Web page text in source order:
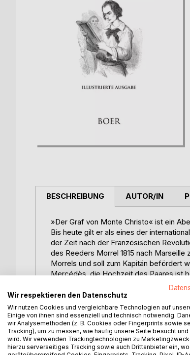
BESCHREIBUNG
»Der Graf von Monte Christo« ist ein
Bis heute gilt er als eines der
der Zeit nach der Französischen
des Reeders Morrel 1815 nach
Morrels und soll zum Kapitän befördert
Mercédès, die Hochzeit des Paares ist
Mondego und Caderousse in einer
bonapartistischer Agent zu sein.
stellvertretenden Staatsanwalt Gérard
Mannes und will ihn gerade wieder in
Napoleons adressiert ist: an seinen
Sohn die Interessen des jetzt
dies seiner Karriere großen Schaden
AUTOR/IN
Wir respektieren den Datenschutz
Wir nutzen Cookies und vergleichbare Technologien auf
Einige von ihnen sind essenziell und technisch notwendig.
wir Analysemethoden (z. B. Cookies oder Fingerprints sowie
Tracking), um zu messen, wie häufig unsere Seite besucht
wird. Wir verwenden Trackingtechnologien zu
hierzu serverseitiges Tracking sowie auch Drittanbieter ein,